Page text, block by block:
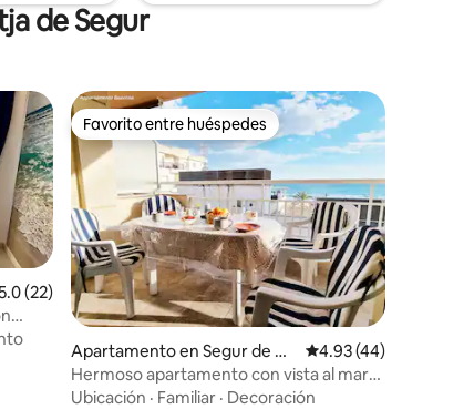
de Segur
promedio: 5.0 de 5, 22 reseñas
(22)
Favorito entre huéspedes
Favorito entre huéspedes
Apartamento en Segur de Ca
lafell
Calificación
4.93 (44)
Hermoso apartamento con vista al mar
Beavista
Ubicación · Familiar · Decoración